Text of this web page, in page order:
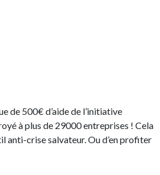
de 500€ d’aide de l’initiative
à plus de 29000 entreprises ! Cela
anti-crise salvateur. Ou d’en profiter